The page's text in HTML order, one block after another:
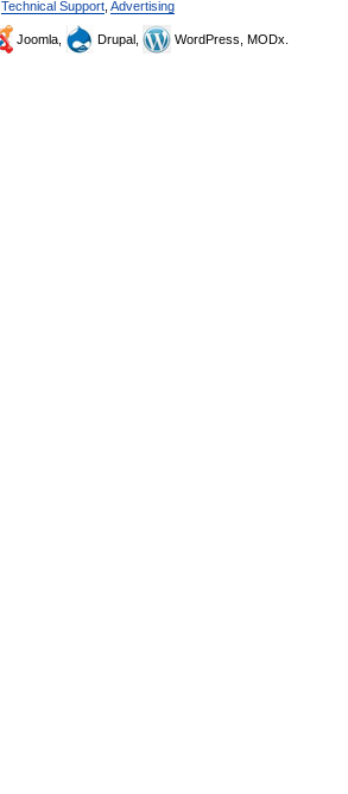
Technical Support Advertising
Joomla, Drupal, WordPress, MODx.